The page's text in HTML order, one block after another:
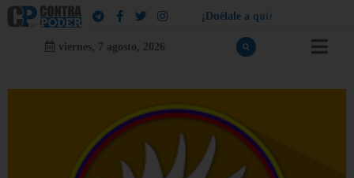
¡ Dué a e a qui e
viernes, 7 agosto, 2026